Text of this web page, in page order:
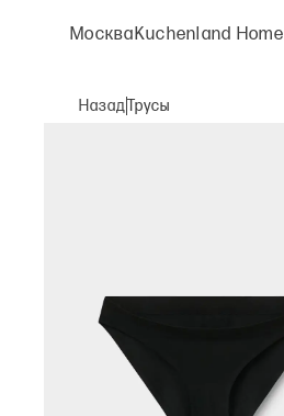
МоскваKuchenland Home
НазадТрусы